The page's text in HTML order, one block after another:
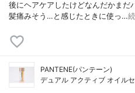
後にヘアケアしたけどなんだかまだ
髪痛みそう…と感じたときに使っ…
PANTENE(パンテーン)
デュアル アクティブ オイル